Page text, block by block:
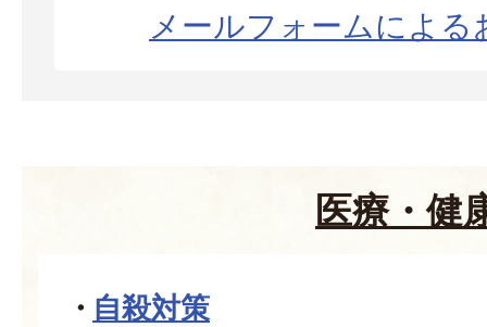
メールフォームによる
医療・健
自殺対策